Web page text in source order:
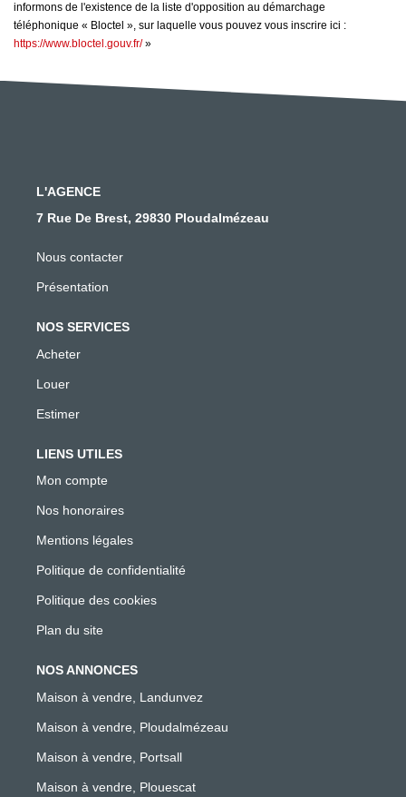
informons de l'existence de la liste d'opposition au démarchage
téléphonique « Bloctel », sur laquelle vous pouvez vous inscrire ici :
https://www.bloctel.gouv.fr/»
L'AGENCE
7 Rue De Brest, 29830 Ploudalmézeau
Nous contacter
Présentation
NOS SERVICES
Acheter
Louer
Estimer
LIENS UTILES
Mon compte
Nos honoraires
Mentions légales
Politique de confidentialité
Politique des cookies
Plan du site
NOS ANNONCES
Maison à vendre, Landunvez
Maison à vendre, Ploudalmézeau
Maison à vendre, Portsall
Maison à vendre, Plouescat